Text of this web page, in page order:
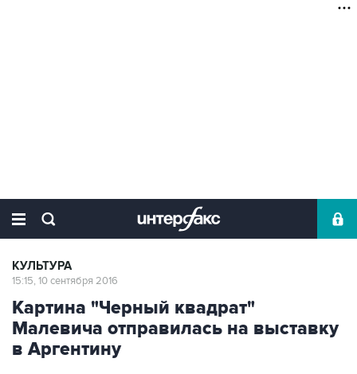
КУЛЬТУРА
15:15, 10 сентября 2016
Картина "Черный квадрат"
Малевича отправилась на выставку
в Аргентину